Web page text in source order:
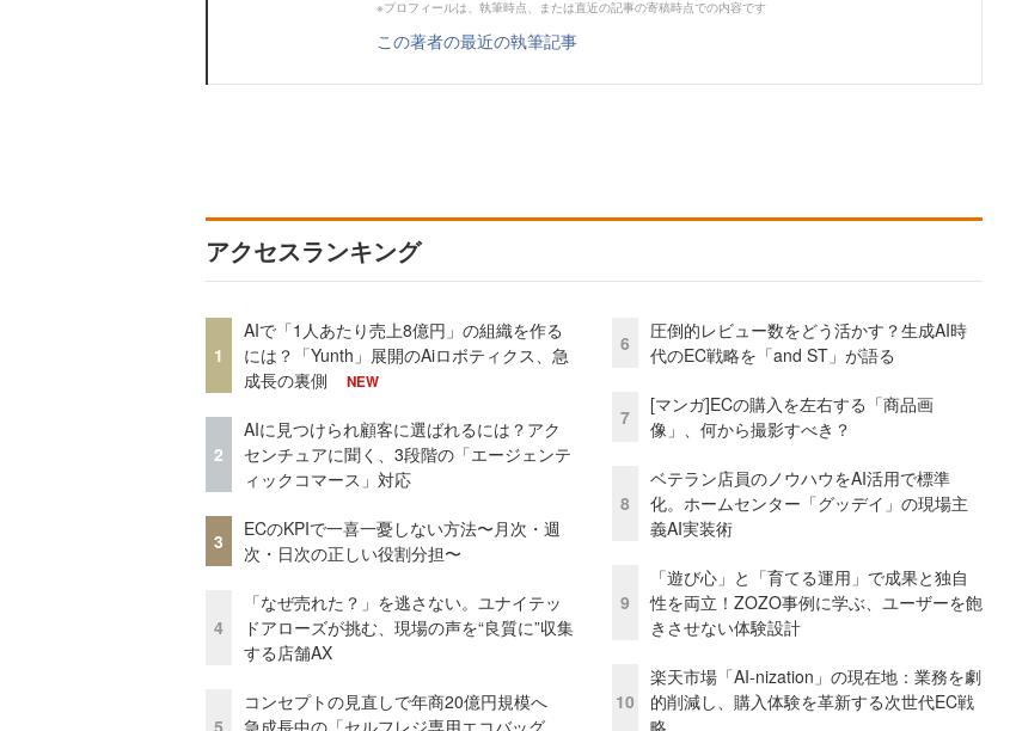
※プロフィールは、執筆時点、または直近の記事の寄稿時点での内容です
この著者の最近の執筆記事
アクセスランキング
1
AIで「1人あたり売上8億円」の組織を作る
には？「Yunth」展開のAiロボティクス、急
成長の裏側
NEW
2
AIに見つけられ顧客に選ばれるには？アク
センチュアに聞く、3段階の「エージェンテ
ィックコマース」対応
3
ECのKPIで一喜一憂しない方法〜月次・週
次・日次の正しい役割分担〜
4
「なぜ売れた？」を逃さない。ユナイテッ
ドアローズが挑む、現場の声を“良質に”収集
する店舗AX
5
コンセプトの見直しで年商20億円規模へ
急成長中の「セルフレジ専用エコバッグ
6
圧倒的レビュー数をどう活かす？生成AI時
代のEC戦略を「and ST」が語る
7
[マンガ]ECの購入を左右する「商品画
像」、何から撮影すべき？
8
ベテラン店員のノウハウをAI活用で標準
化。ホームセンター「グッデイ」の現場主
義AI実装術
9
「遊び心」と「育てる運用」で成果と独自
性を両立！ZOZO事例に学ぶ、ユーザーを飽
きさせない体験設計
10
楽天市場「AI-nization」の現在地：業務を劇
的削減し、購入体験を革新する次世代EC戦
略